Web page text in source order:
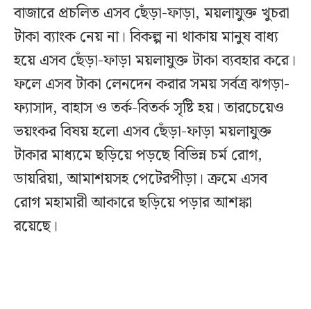
বাজারে প্রচলিত এসব ছেঁড়া-ফাড়া, ময়লাযুক্ত খুচরা
টাকা ব্যাংক নেয় না। বিকল্প না থাকায় মানুষ বাধ্য
হয়ে এসব ছেঁড়া-ফাড়া ময়লাযুক্ত টাকা ব্যবহার করে।
ফলে এসব টাকা লেনদেন করার সময় সর্বত্র ঝগড়া-
ফ্যাসাদ, বাহাস ও তর্ক-বিতর্ক সৃষ্টি হয়। তারচেয়েও
ভয়ংকর বিষয় হলো এসব ছেঁড়া-ফাড়া ময়লাযুক্ত
টাকার মাধ্যমে ছড়িয়ে পড়ছে বিভিন্ন চর্ম রোগ,
ডায়রিয়া, আমাশয়সহ পেটেরপীড়া। ক্রমে এসব
রোগ মহামারী আকারে ছড়িয়ে পড়ার আশঙ্কা
রয়েছে।